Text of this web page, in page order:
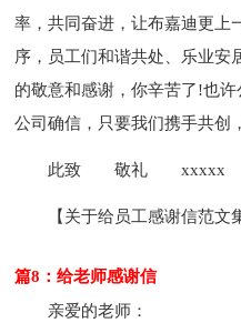
率，共同奋进，让布嘉迪更上
序，员工们和谐共处、乐业安
的敬意和感谢，你辛苦了!也
公司确信，只要我们携手共创
此致 敬礼 xxxxx
【关于给员工感谢信范文
篇8：给老师感谢信
亲爱的老师：